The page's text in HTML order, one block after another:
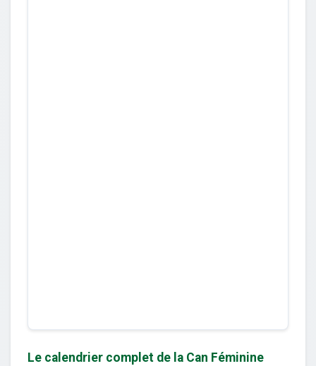
Le calendrier complet de la Can Féminine